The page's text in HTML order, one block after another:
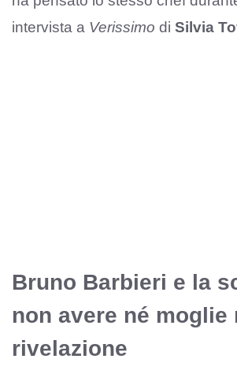
intervista a Verissimo di Silvia
Bruno Barbieri e la
non avere né moglie
rivelazione